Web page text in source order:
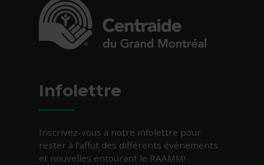
Infolettre
Inscrivez-vous à notre infolettre pour
rester à l’affut des différents événements
et nouvelles entourant le RAAMM!